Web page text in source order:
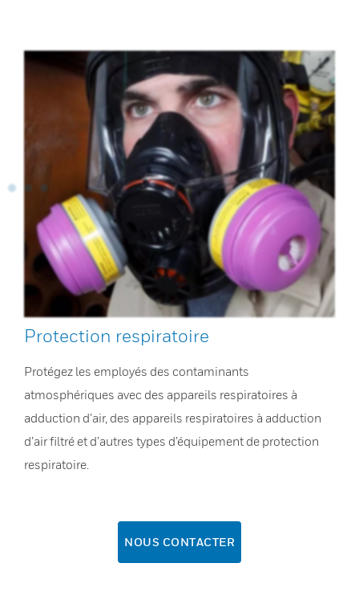
Protection respiratoire
Protégez les employés des contaminants
atmosphériques avec des appareils respiratoires à
adduction d’air, des appareils respiratoires à adduction
d’air filtré et d’autres types d’équipement de protection
respiratoire.
NOUS CONTACTER